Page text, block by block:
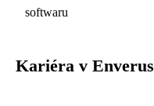
softwaru
Kariéra v Enverus